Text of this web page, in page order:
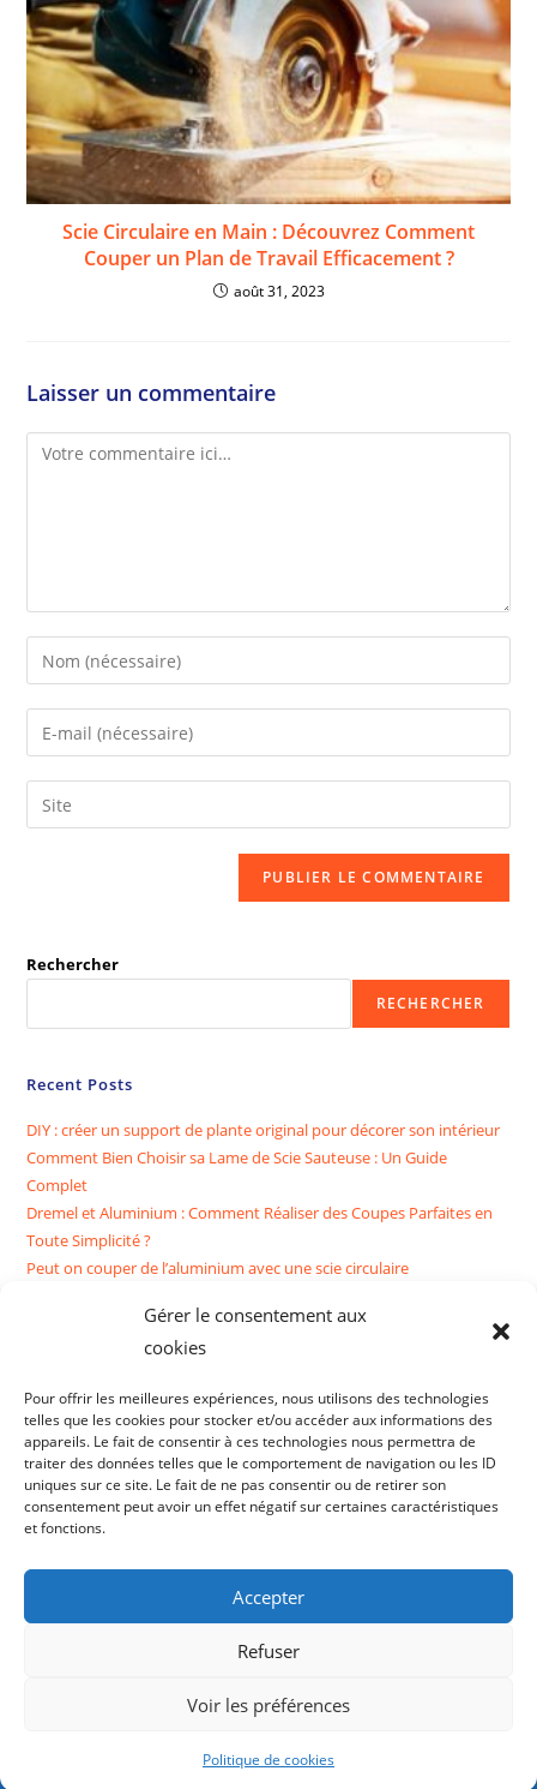
Gérer le consentement aux
cookies
Pour offrir les meilleures expériences, nous utilisons des technologies
telles que les cookies pour stocker et/ou accéder aux informations des
appareils. Le fait de consentir à ces technologies nous permettra de
traiter des données telles que le comportement de navigation ou les ID
uniques sur ce site. Le fait de ne pas consentir ou de retirer son
consentement peut avoir un effet négatif sur certaines caractéristiques
et fonctions.
Accepter
Refuser
Voir les préférences
Politique de cookies
Scie Circulaire en Main : Découvrez Comment
Couper un Plan de Travail Efficacement ?
août 31, 2023
Laisser un commentaire
Comment
Enter
your
name
comment
Enter
your
email
address
Saisir
l’URL
Rechercher
RECHERCHER
Recent Posts
DIY : créer un support de plante original pour décorer son intérieur
Comment Bien Choisir sa Lame de Scie Sauteuse : Un Guide
Complet
Dremel et Aluminium : Comment Réaliser des Coupes Parfaites en
Toute Simplicité ?
Peut on couper de l’aluminium avec une scie circulaire
Grosse Branche d’Arbre
Recent Comments
Aucun commentaire à afficher.
Copyright Avec Des Scies.com